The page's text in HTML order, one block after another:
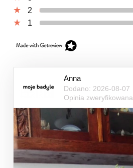
2
1
Anna
Dodano: 2026-08-07
Opinia zweryfikowana